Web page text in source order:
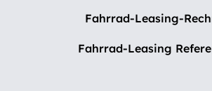
Fahrrad-Leasing-
Fahrrad-Leasing